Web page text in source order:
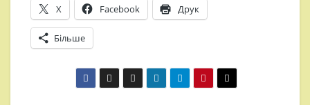
X Facebook Друк
Більше